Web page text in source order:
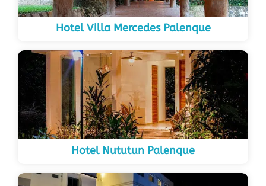
Hotel Villa Mercedes Palenque
Hotel Nututun Palenque